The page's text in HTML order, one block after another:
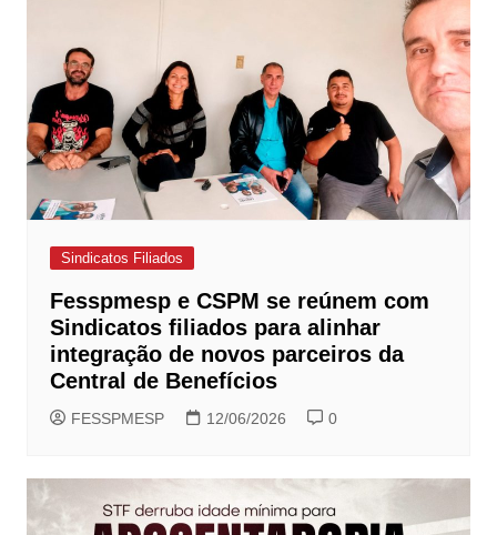
Sindicatos Filiados
Fesspmesp e CSPM se reúnem com
Sindicatos filiados para alinhar
integração de novos parceiros da
Central de Benefícios
FESSPMESP 12/06/2026 0